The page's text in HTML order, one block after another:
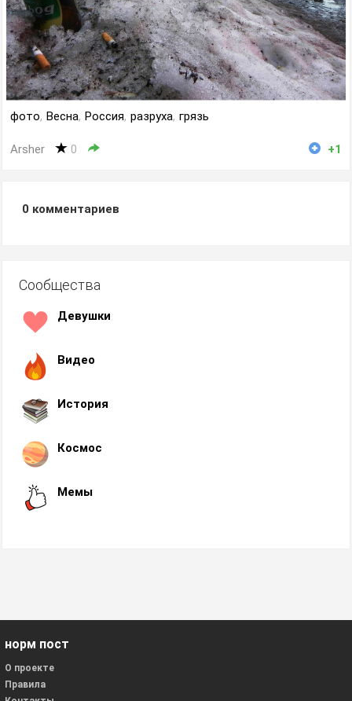
фото, Весна, Россия, разруха, грязь
Arsher 0 +1
0 комментариев
Сообщества
Девушки
Видео
История
Космос
Мемы
норм пост
О проекте
Правила